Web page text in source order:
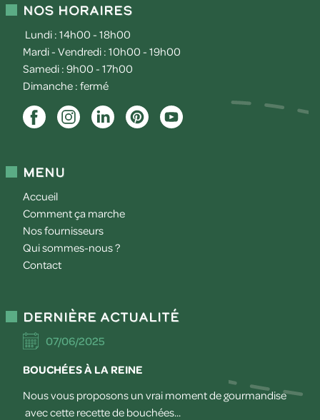
Nos horaires
Lundi : 14h00 - 18h00
Mardi - Vendredi : 10h00 - 19h00
Samedi : 9h00 - 17h00
Dimanche : fermé
Menu
Accueil
Comment ça marche
Nos fournisseurs
Qui sommes-nous ?
Contact
Dernière actualité
07/06/2025
BOUCHÉES À LA REINE
Nous vous proposons un vrai moment de gourmandise
avec cette recette de bouchées...